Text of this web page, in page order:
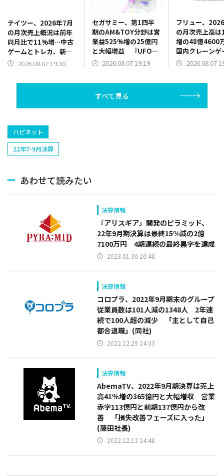
テイツー、2026年7月
の月次売上概況は前年
同月比で11%増…中古
ゲームとトレカ、新品
トレカがけん引
2026.08.07 19:30
セガサミー、第1四半
期のAM&TOY分野は営
業益525%増の25億円
と大幅増益 『UFO
CATCHER 10』販売好
2026.08.07 19:19
フリュー、
の月次売上高
増の48億4600
国内クレーンゲ
品が販売好調、
2026.08.07
すべて見る
ハピネット
22年7-9月決算
あわせて読みたい
決算情報
『アリスギア』開発のピラミッド、
22年9月期決算は最終15%減の2億
7100万円 4期連続の最終黒字を達成
2023.01.30 10:48
決算情報
コロプラ、2022年9月期末のグループ
従業員数は101人減の1348人 2年連
続で100人超の減少 「主として自己
都合退職」(同社)
2022.12.29 14:33
決算情報
AbemaTV、2022年9月期決算は売上
高41％増の365億円と大幅増収 営業
赤字113億円と前期137億円から改
善 「損失改善フェーズに入った」
(藤田社長)
2022.12.13 14:48